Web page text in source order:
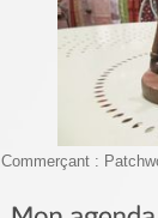
Commerçant :